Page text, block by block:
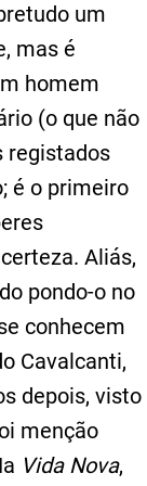
um
mas é
homem
(o que não
registados
é o primeiro
Aliás,
pondo-o no
conhecem
Cavalcanti,
depois, visto
menção
Vida Nova,